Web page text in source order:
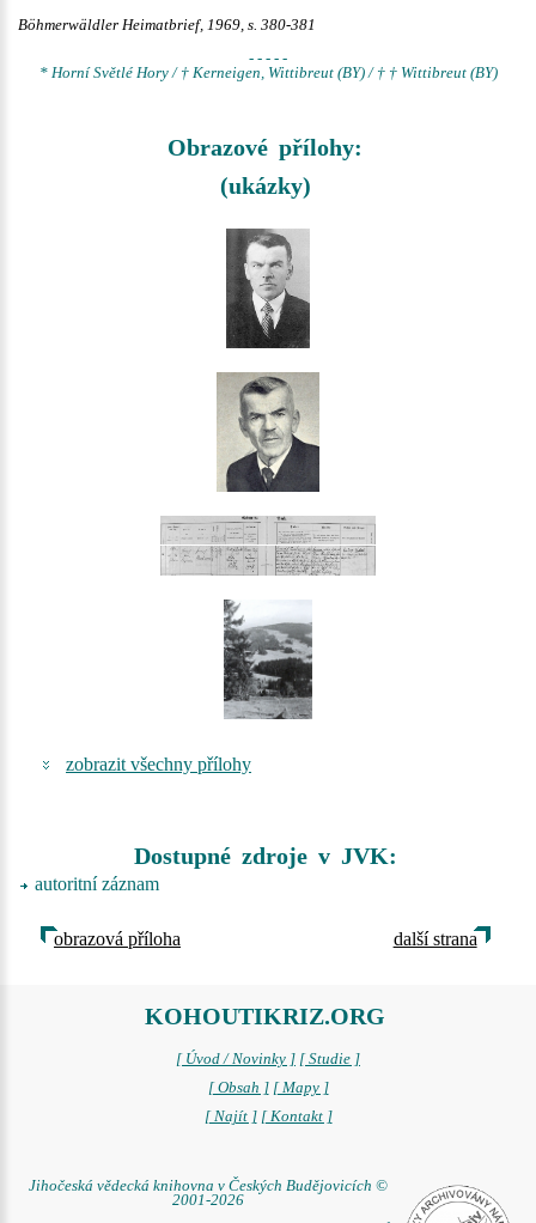
Böhmerwäldler Heimatbrief, 1969, s. 380-381
- - - - -
* Horní Světlé Hory / † Kerneigen, Wittibreut (BY) / † † Wittibreut (BY)
Obrazové přílohy:
(ukázky)
zobrazit všechny přílohy
Dostupné zdroje v JVK:
autoritní záznam
obrazová příloha další strana
KOHOUTIKRIZ.ORG
[ Úvod / Novinky ] [ Studie ]
[ Obsah ] [ Mapy ]
[ Najít ] [ Kontakt ]
Jihočeská vědecká knihovna v Českých Budějovicích ©
2001-2026